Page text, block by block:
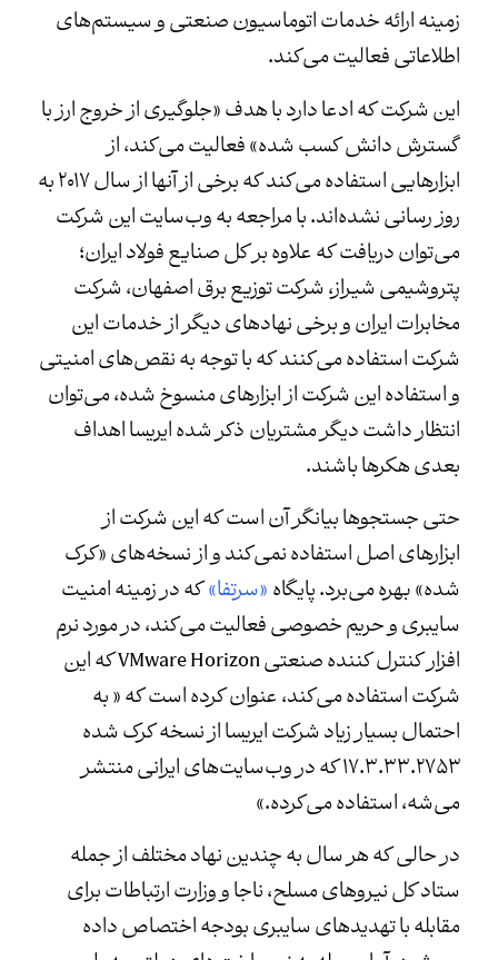
زمینه ارائه خدمات اتوماسیون صنعتی و سیستم‌های
اطلاعاتی فعالیت می‌کند.
این شرکت که ادعا دارد با هدف «جلوگیری از خروج ارز با
گسترش دانش کسب شده» فعالیت می‌کند، از
ابزارهایی استفاده می‌کند که برخی از آنها از سال ۲۰۱۷ به
روز رسانی نشده‌اند. با مراجعه به وب‌سایت این شرکت
می‌توان دریافت که علاوه بر کل صنایع فولاد ایران؛
پتروشیمی شیراز، شرکت توزیع برق اصفهان، شرکت
مخابرات ایران و برخی نهادهای دیگر از خدمات این
شرکت استفاده می‌کنند که با توجه به نقص‌های امنیتی
و استفاده این شرکت از ابزارهای منسوخ شده، می‌توان
انتظار داشت دیگر مشتریان ذکر شده ایریسا اهداف
بعدی هکرها باشند.
حتی جستجوها بیانگر آن است که این شرکت از
ابزارهای اصل استفاده نمی‌کند و از نسخه‌های «کرک
شده» بهره می‌برد. پایگاه«سرتفا»که در زمینه امنیت
سایبری و حریم خصوصی فعالیت می‌کند، در مورد نرم
افزار کنترل کننده صنعتی VMware Horizon که این
شرکت استفاده می‌کند، عنوان کرده است که « به
احتمال بسیار زیاد شرکت ایریسا از نسخه کرک شده
۱۷.۳.۳۳.۲۷۵۳ که در وب‌سایت‌های ایرانی منتشر
می‌شه، استفاده می‌کرده.»
در حالی که هر سال به چندین نهاد مختلف از جمله
ستاد کل نیروهای مسلح، ناجا و وزارت ارتباطات برای
مقابله با تهدیدهای سایبری بودجه اختصاص داده